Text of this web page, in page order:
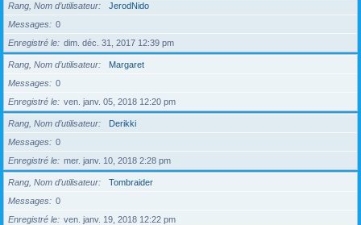
Rang, Nom d’utilisateur
JerodNido
Messages
0
Enregistré le
dim. déc. 31, 2017 12:39 pm
Rang, Nom d’utilisateur
Margaret
Messages
0
Enregistré le
ven. janv. 05, 2018 12:20 pm
Rang, Nom d’utilisateur
Derikki
Messages
0
Enregistré le
mer. janv. 10, 2018 2:28 pm
Rang, Nom d’utilisateur
Tombraider
Messages
0
Enregistré le
ven. janv. 19, 2018 12:22 pm